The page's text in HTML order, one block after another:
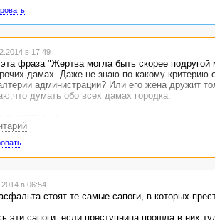
в 17:49
фраза "Жертва могла быть скорее
дамах. Даже не знаю по какому критерию
администрации? Или его жена дружит
думать обо всех дамах городка.
в 06:54
стоят те самые сапоги, в которых
эти сапоги, если преступница прошла в них